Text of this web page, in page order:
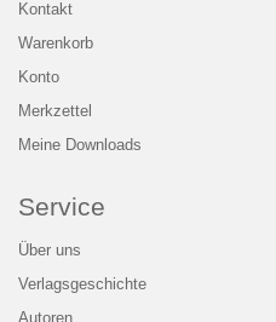
Kontakt
Warenkorb
Konto
Merkzettel
Meine Downloads
Service
Über uns
Verlagsgeschichte
Autoren